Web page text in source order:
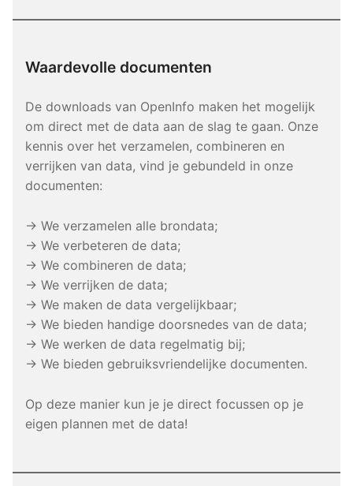
Waardevolle documenten
De downloads van OpenInfo maken het mogelijk
om direct met de data aan de slag te gaan. Onze
kennis over het verzamelen, combineren en
verrijken van data, vind je gebundeld in onze
documenten:
→ We verzamelen alle brondata;
→ We verbeteren de data;
→ We combineren de data;
→ We verrijken de data;
→ We maken de data vergelijkbaar;
→ We bieden handige doorsnedes van de data;
→ We werken de data regelmatig bij;
→ We bieden gebruiksvriendelijke documenten.
Op deze manier kun je je direct focussen op je
eigen plannen met de data!